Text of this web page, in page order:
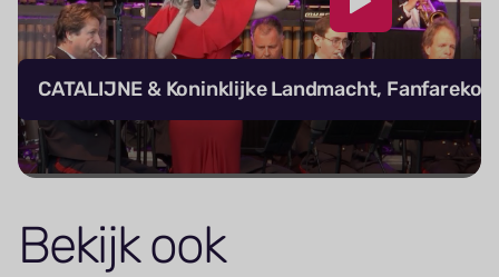
CATALIJNE & Koninklijke Landmacht,
Bekijk ook